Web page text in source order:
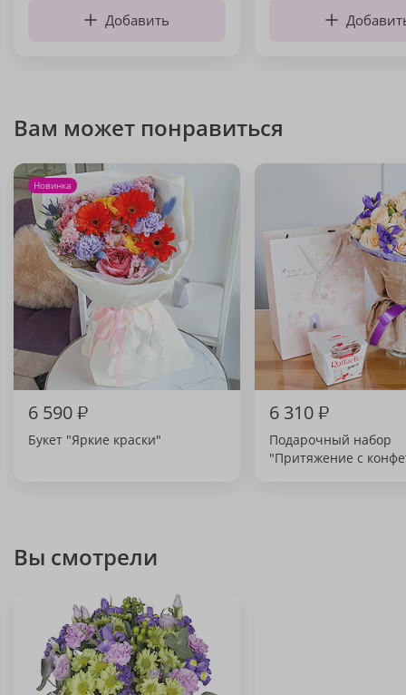
Добавить
Вам может понравиться
Новинка
6 590₽
Букет "Яркие краски"
6 310₽
Подарочный набор
"Притяжение с
Вы смотрели